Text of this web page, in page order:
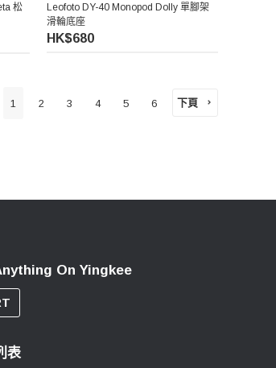
松
Leofoto DY-40 Monopod Dolly 單腳架
滑輪底座
HK$680
1 2 3 4 5 6 下頁
On Yingkee
表